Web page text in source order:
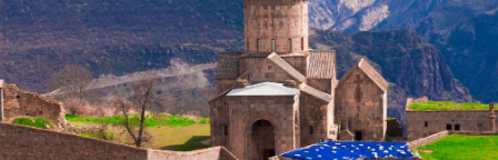
fascinujúci hojdací most. Naša cesta objavovania sa
ešte nekončí. nakukneme dokláštorného komplexu
Tatev, ktorý je architektonickým majstrovským dielom z
10. storočia a nazýva sa i "kláštorom postaveným na
okraji ničoho". Aby sme sa tam dostali, musíme ísť